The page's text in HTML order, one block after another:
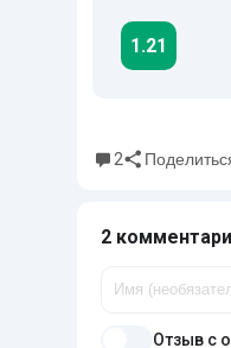
1.21
2
2
Отзыв с